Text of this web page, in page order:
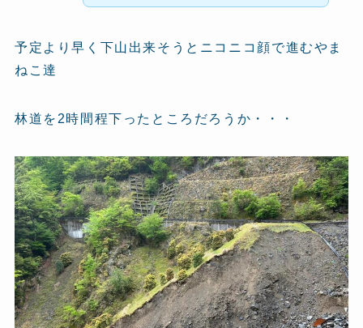
予定より早く下山出来そうとニコニコ顔で進むやま
ねこ達
林道を2時間程下ったところだろうか・・・